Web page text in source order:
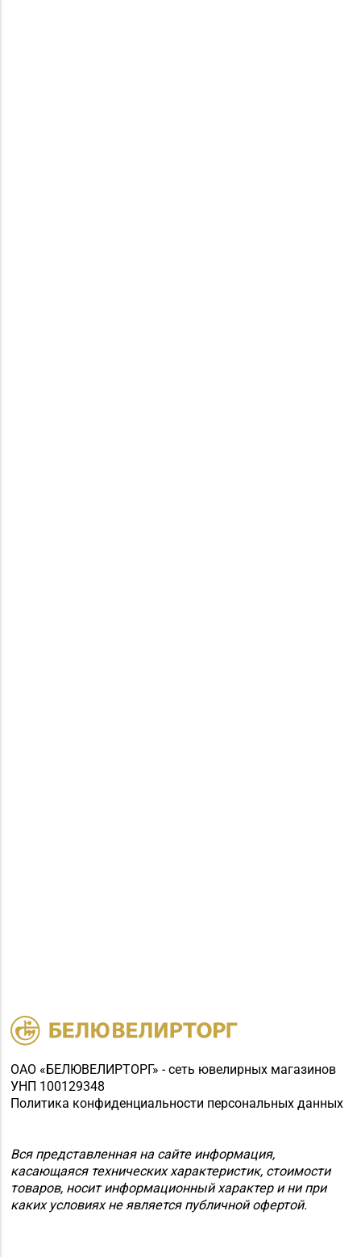
ОАО «БЕЛЮВЕЛИРТОРГ» - сеть ювелирных магазинов
УНП 100129348
Политика конфиденциальности персональных данных
Вся представленная на сайте информация,
касающаяся технических характеристик, стоимости
товаров, носит информационный характер и ни при
каких условиях не является публичной офертой.